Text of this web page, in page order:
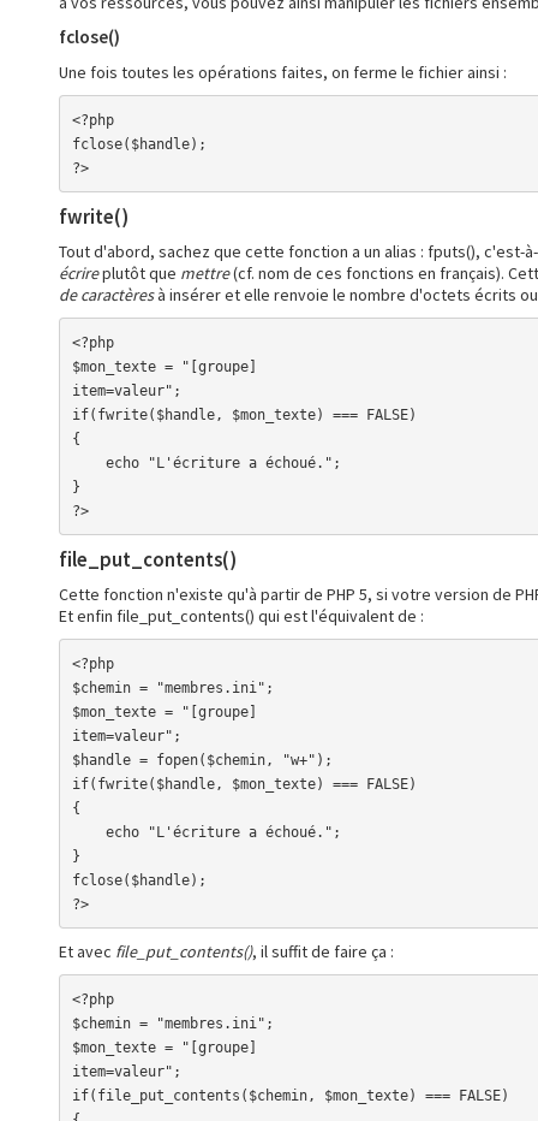
fclose()
Une fois toutes les opérations faites, on ferme le fichier ainsi :
<?php
fclose($handle);
?>
fwrite()
Tout d'abord, sachez que cette fonction a un alias : fputs(),
écrireplutôt que mettre(cf. nom de ces fonctions en français).
de caractèresà insérer et elle renvoie le nombre d'octets écrits
<?php
$mon_texte = "[groupe]
item=valeur";
if(fwrite($handle, $mon_texte) === FALSE)
{
}
?>
file_put_contents()
Cette fonction n'existe qu'à partir de PHP 5, si votre version de
Et enfin file_put_contents() qui est l'équivalent de :
<?php
$chemin = "membres.ini";
$mon_texte = "[groupe]
item=valeur";
$handle = fopen($chemin, "w+");
if(fwrite($handle, $mon_texte) === FALSE)
{
}
fclose($handle);
?>
Et avec file_put_contents(), il suffit de faire ça :
<?php
$chemin = "membres.ini";
$mon_texte = "[groupe]
item=valeur";
if(file_put_contents($chemin, $mon_texte) === FALSE)